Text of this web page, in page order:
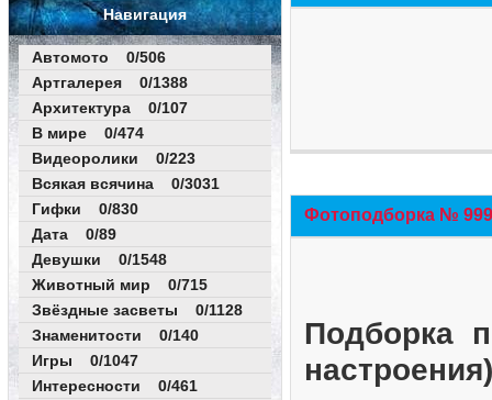
Навигация
Автомото 0/506
Артгалерея 0/1388
Архитектура 0/107
В мире 0/474
Видеоролики 0/223
Всякая всячина 0/3031
Гифки 0/830
Дата 0/89
Девушки 0/1548
Животный мир 0/715
Звёздные засветы 0/1128
Знаменитости 0/140
Игры 0/1047
Интересности 0/461
Фотоподборка №
Подборка